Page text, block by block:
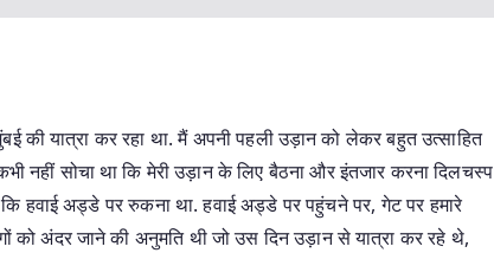
की यात्रा कर रहा था. मैं अपनी पहली उड़ान को लेकर बहुत उत्साहित
नहीं सोचा था कि मेरी उड़ान के लिए बैठना और इंतजार करना दिलचस्प
हवाई अड्डे पर रुकना था. हवाई अड्डे पर पहुंचने पर, गेट पर हमारे
को अंदर जाने की अनुमति थी जो उस दिन उड़ान से यात्रा कर रहे थे,